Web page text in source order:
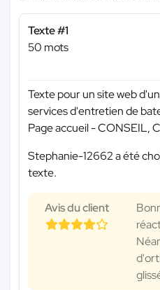
Texte #1
50 mots
Texte pour un site web
services d'entretien de
Page accueil - CONSEIL,
Stephanie-12662 a été
texte.
Avis du client